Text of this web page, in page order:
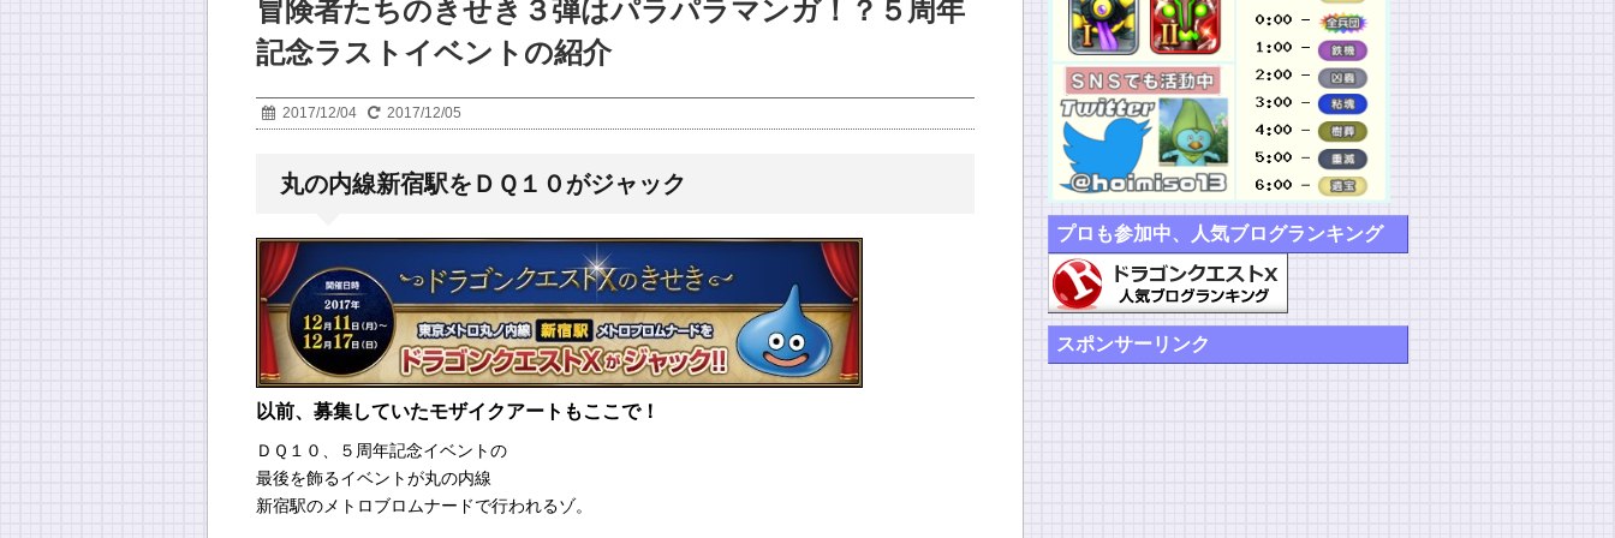
冒険者たちのきせき３弾はパラパラマンガ！？５周年
記念ラストイベントの紹介
2017/12/04 2017/12/05
丸の内線新宿駅をＤＱ１０がジャック
以前、募集していたモザイクアートもここで！
ＤＱ１０、５周年記念イベントの
最後を飾るイベントが丸の内線
新宿駅のメトロブロムナードで行われるゾ。
プロも参加中、人気ブログランキング
スポンサーリンク